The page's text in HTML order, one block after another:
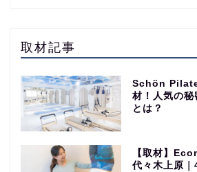
取材記事
Schön
材！人気の秘
とは？
【取材】
代々木上原